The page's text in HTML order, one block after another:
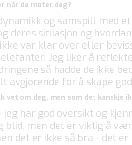
når de møter deg?
og samspill med
deres situasjon og
var klar over eller
Jeg liker å
så hadde de ikke
avgjørende for å skape
om deg, men som det kanskje
jeg har god oversikt og
blid, men det er viktig å
det er ikke så bra - det